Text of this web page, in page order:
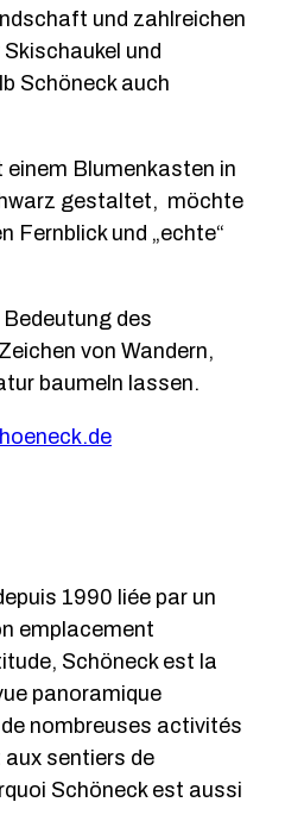
und zahlreichen
und
Schöneck auch
einem Blumenkasten in
gestaltet, möchte
Fernblick und „echte“
des
von Wandern,
baumeln lassen.
1990 liée par un
emplacement
Schöneck est la
panoramique
nombreuses activités
aux sentiers de
Schöneck est aussi